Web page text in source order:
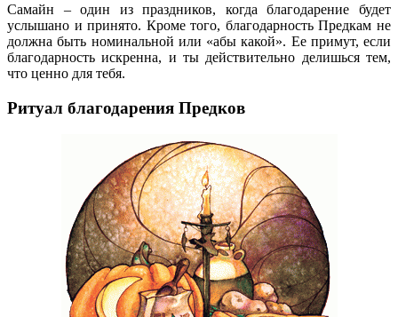
Самайн – один из праздников, когда благодарение будет
услышано и принято. Кроме того, благодарность Предкам не
должна быть номинальной или «абы какой». Ее примут, если
благодарность искренна, и ты действительно делишься тем,
что ценно для тебя.
Ритуал благодарения Предков